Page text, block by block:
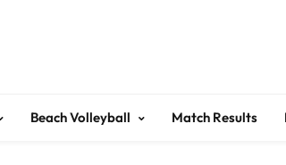
Beach Volleyball Match Results